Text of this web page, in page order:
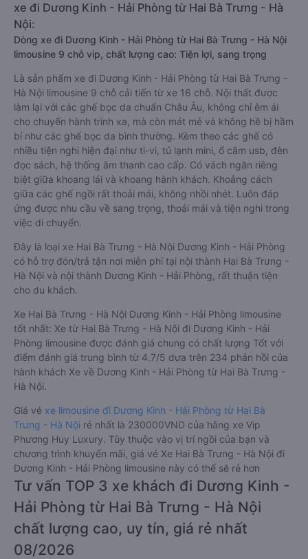
xe đi Dương Kinh - Hải Phòng từ Hai Bà Trưng - Hà
Nội:
Dòng xe đi Dương Kinh - Hải Phòng từ Hai Bà Trưng - Hà Nội
limousine 9 chỗ vip, chất lượng cao: Tiện lợi, sang trọng
Là sản phẩm xe đi Dương Kinh - Hải Phòng từ Hai Bà Trưng -
Hà Nội limousine 9 chỗ cải tiến từ xe 16 chỗ. Nội thất được
làm lại với các ghế bọc da chuẩn Châu Âu, không chỉ êm ái
cho chuyến hành trình xa, mà còn mát mẻ và không hề bị hầm
bí như các ghế bọc da bình thường. Kèm theo các ghế có
nhiều tiện nghi hiện đại như ti-vi, tủ lạnh mini, ổ cắm usb, đèn
đọc sách, hệ thống âm thanh cao cấp. Có vách ngăn riêng
biệt giữa khoang lái và khoang hành khách. Khoảng cách
giữa các ghế ngồi rất thoải mái, không nhồi nhét. Luôn đáp
ứng được nhu cầu về sang trọng, thoải mái và tiện nghi trong
việc di chuyển.
Đây là loại xe Hai Bà Trưng - Hà Nội Dương Kinh - Hải Phòng
có hỗ trợ đón/trả tận nơi miễn phí tại nội thành Hai Bà Trưng -
Hà Nội và nội thành Dương Kinh - Hải Phòng, rất thuận tiện
cho du khách.
Xe Hai Bà Trưng - Hà Nội Dương Kinh - Hải Phòng limousine
tốt nhất: Xe từ Hai Bà Trưng - Hà Nội đi Dương Kinh - Hải
Phòng limousine được đánh giá chung có chất lượng Tốt với
điểm đánh giá trung bình từ 4.7/5 dựa trên 234 phản hồi của
hành khách Xe về Dương Kinh - Hải Phòng từ Hai Bà Trưng -
Hà Nội.
Giá vé xe limousine đi Dương Kinh - Hải Phòng từ Hai Bà
Trưng - Hà Nội rẻ nhất là 230000VND của hãng xe Vip
Phương Huy Luxury. Tùy thuộc vào vị trí ngồi của bạn và
chương trình khuyến mãi, giá vé Xe Hai Bà Trưng - Hà Nội đi
Dương Kinh - Hải Phòng limousine này có thể sẽ rẻ hơn
Tư vấn TOP 3 xe khách đi Dương Kinh -
Hải Phòng từ Hai Bà Trưng - Hà Nội
chất lượng cao, uy tín, giá rẻ nhất
08/2026